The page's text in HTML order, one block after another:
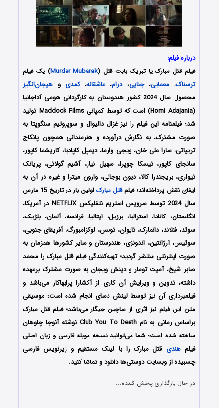
درباره فیلم:
فیلم قتل مبارک یا تبریک بابت قتل (Murder Mubarak) یک فیلم
ترسناک، معمایی،جنایی،درام،عاشقانه،کمدی و هیجان‌انگیز
محصول سال 2024 کشور هندوستان به کارگردانی هومی آداجانیا
(Homi Adajania) است که توسط کمپانی‌ Maddock Films تولید
شد؛ فیلمنامه این فیلم را نیز غزال دالیوال و سوپروتیم سنگوپتا به
صورت مشترک، به نگارش درآورده و هنرمندانی همچون پانکاج
تریپاتی، سارا علی خان، ویجی وارما، دیمپل کاپادیا، کاریشما کاپور،
سانجای کاپور، تیسکا چوپرا، سهیل نیار، آشیم گولاتی، پریانک
تیواری، بریجندرا کالا، دیون بوجانی، وارون میترا و غیره در آن به
ایفای نقش پرداخته‌اند؛ فیلمقتل مبارک
اولین بار در تاریخ 15 مارس
سال 2024 توسط سرویس استریم نتفلیکس NETFLIX در آمریکا،
انگلستان، کانادا، استرالیا، برزیل، ایتالیا، فرانسه، آلمان، بلژیک،
سوئد، فنلاند، دانمارک، تایوان، تونس، لوکزامبورگ، آفریقای جنوبی،
سوئیس، آرژانتین، اندونزی، هندوستان و سایر کشورها همزمان به
صورت اینترنتی منتشر گردید؛ تهیه‌کنندگی فیلم قتل مبارک را محمد
صابر شیخ، آمیت تومار و دینش ویجان به صورت مشترک برعهده
داشته، تدوین و ویرایش آن کاری از آکشارا پرابهاکار می‌باشد و
فیلمبرداری آن نیز توسط لینش دسای انجام شده است؛ موسیقی
متن این فیلم نیز اثری از ساچین جیگار می‌باشد؛ فیلم قتل مبارک
براساس رمانی به نام Club You To Death نوشته آنوجا چاوهان
ساخته شده است؛ شما می‌توانید نسخه دوبله فارسی و زبان اصلی
فیلمهندی قتل مبارک را با ‌لینک مستقیم و زیرنویس فارسی
چسبیده از وبسایت دوستی‌ها دانلود و تماشا کنید.
در حال بارگذاری پخش کننده...